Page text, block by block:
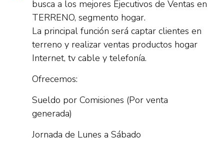
busca a los mejores Ejecutivos de Ventas en
TERRENO, segmento hogar.
La principal función será captar clientes en
terreno y realizar ventas productos hogar
Internet, tv cable y telefonía.
Ofrecemos:
Sueldo por Comisiones (Por venta
generada)
Jornada de Lunes a Sábado